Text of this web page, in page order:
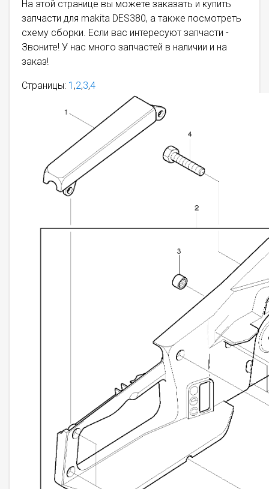
На этой странице вы можете заказать и купить
запчасти для makita DES380, а также посмотреть
схему сборки. Если вас интересуют запчасти -
Звоните! У нас много запчастей в наличии и на
заказ!
Страницы: 1 ,2,3,4